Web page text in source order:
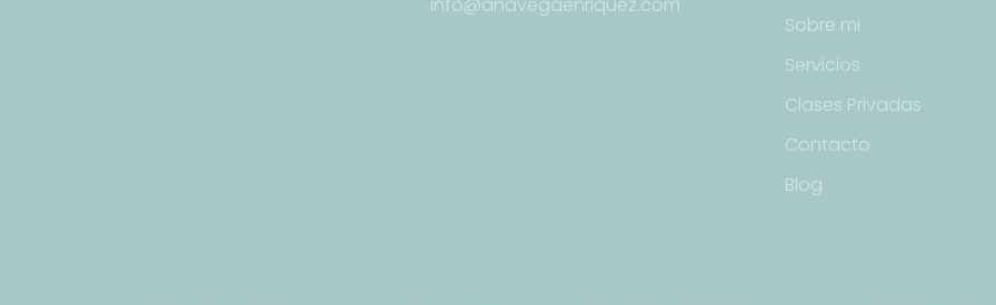
info@anavegaenriquez.com
Sobre mi
Servicios
Clases Privadas
Contacto
Blog